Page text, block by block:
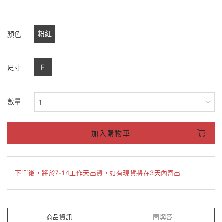
顏色 粉紅
尺寸 F
數量
加入購物車
下單後，將於7-14工作天出貨，如有現貨將在3天內寄出
商品資訊 問與答